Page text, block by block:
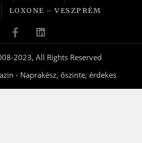
LOXONE – VESZPRÉM
2023, All Rights Reserved
- Naprakész, őszinte, érdekes